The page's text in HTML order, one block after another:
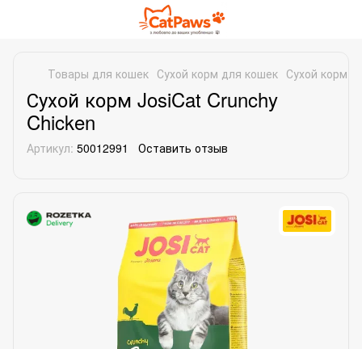
Товары для кошек Сухой корм для кошек Сухой корм
Сухой корм JosiCat Crunchy
Chicken
Артикул: 50012991 Оставить отзыв